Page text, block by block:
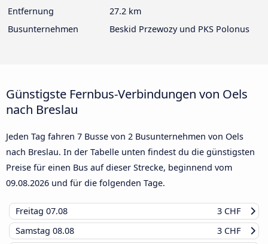
Entfernung
27.2 km
Busunternehmen
Beskid Przewozy und PKS Polonus
Günstigste Fernbus-Verbindungen von Oels
nach Breslau
Jeden Tag fahren 7 Busse von 2 Busunternehmen von Oels
nach Breslau. In der Tabelle unten findest du die günstigsten
Preise für einen Bus auf dieser Strecke, beginnend vom
09.08.2026 und für die folgenden Tage.
Freitag 07.08
3 CHF
Samstag 08.08
3 CHF